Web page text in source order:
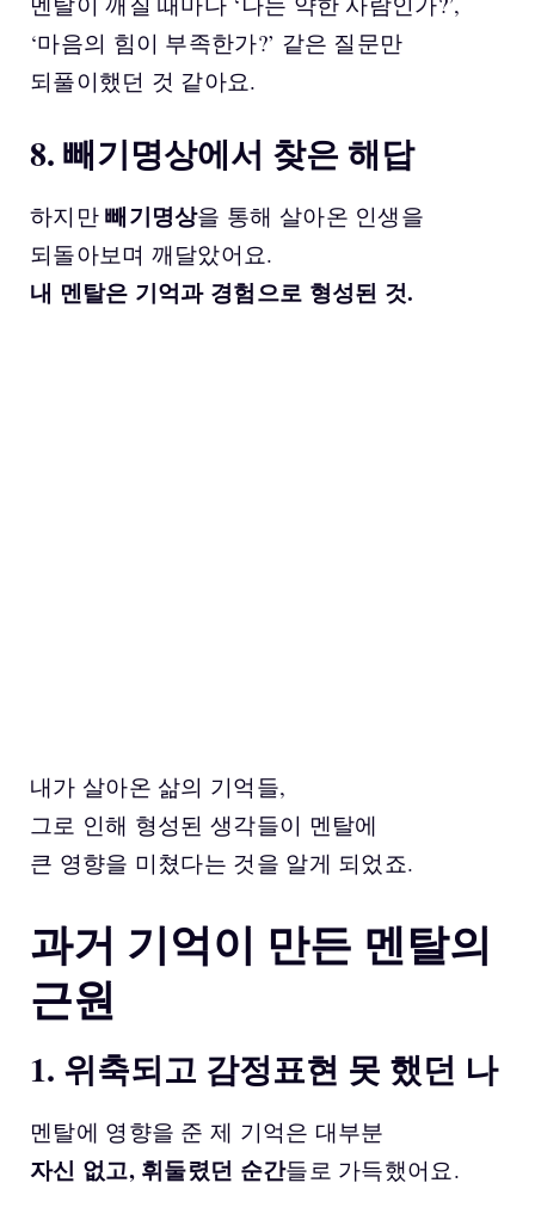
‘마음의 힘이 부족한가?’ 같은 질문만
되풀이했던 것 같아요.
8. 빼기명상에서 찾은 해답
하지만빼기명상을 통해 살아온 인생을
되돌아보며 깨달았어요.
내 멘탈은 기억과 경험으로 형성된 것.
내가 살아온 삶의 기억들,
그로 인해 형성된 생각들이 멘탈에
큰 영향을 미쳤다는 것을 알게 되었죠.
과거 기억이 만든 멘탈의
근원
1. 위축되고 감정표현 못 했던 나
멘탈에 영향을 준 제 기억은 대부분
자신 없고, 휘둘렸던 순간들로 가득했어요.